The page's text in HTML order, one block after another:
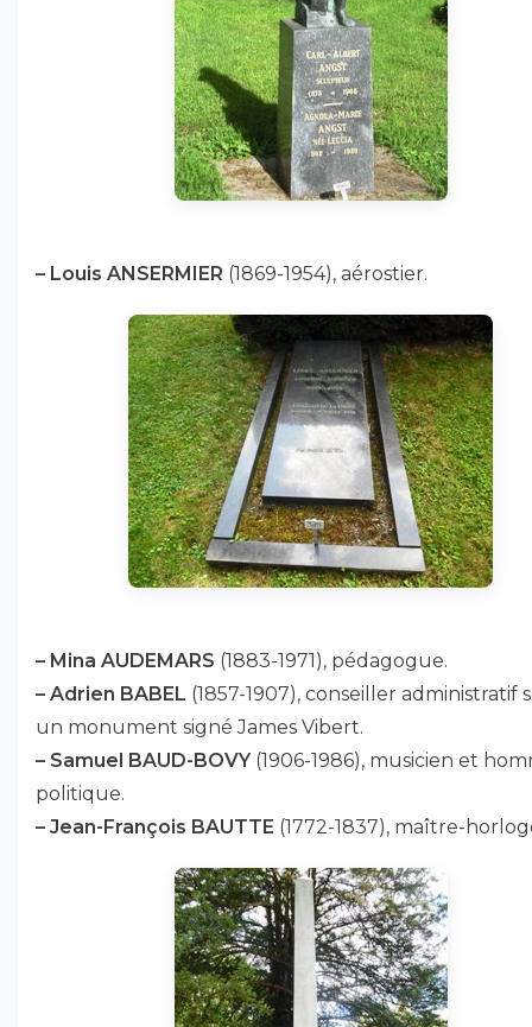
– Louis ANSERMIER (1869-1954), aérostier.
– Mina AUDEMARS (1883-1971), pédagogue.
– Adrien BABEL (1857-1907), conseiller administratif
un monument signé James Vibert.
– Samuel BAUD-BOVY(1906-1986), musicien et
politique.
– Jean-François BAUTTE (1772-1837), maître-